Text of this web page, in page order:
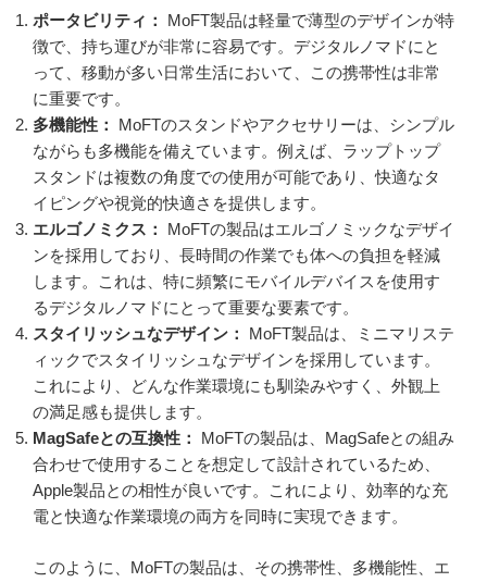
ポータビリティ：
MoFT製品は軽量で薄型のデザインが特
徴で、持ち運びが非常に容易です。デジタルノマドにと
って、移動が多い日常生活において、この携帯性は非常
に重要です。
多機能性：
MoFTのスタンドやアクセサリーは、シンプル
ながらも多機能を備えています。例えば、ラップトップ
スタンドは複数の角度での使用が可能であり、快適なタ
イピングや視覚的快適さを提供します。
エルゴノミクス：
MoFTの製品はエルゴノミックなデザイ
ンを採用しており、長時間の作業でも体への負担を軽減
します。これは、特に頻繁にモバイルデバイスを使用す
るデジタルノマドにとって重要な要素です。
スタイリッシュなデザイン：
MoFT製品は、ミニマリステ
ィックでスタイリッシュなデザインを採用しています。
これにより、どんな作業環境にも馴染みやすく、外観上
の満足感も提供します。
MagSafeとの互換性：
MoFTの製品は、MagSafeとの組み
合わせで使用することを想定して設計されているため、
Apple製品との相性が良いです。これにより、効率的な充
電と快適な作業環境の両方を同時に実現できます。
このように、MoFTの製品は、その携帯性、多機能性、エ